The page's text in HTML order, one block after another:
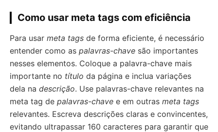
Como usar meta tags com eficiência
Para usar meta tags de forma eficiente, é necessário
entender como as palavras-chave são importantes
nesses elementos. Coloque a palavra-chave mais
importante no título da página e inclua variações
dela na descrição. Use palavras-chave relevantes na
meta tag de palavras-chave e em outras meta tags
relevantes. Escreva descrições claras e convincentes,
evitando ultrapassar 160 caracteres para garantir que